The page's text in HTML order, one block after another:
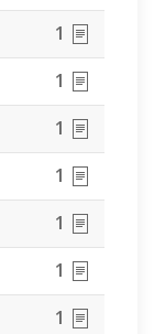
1
1
1
1
1
1
1